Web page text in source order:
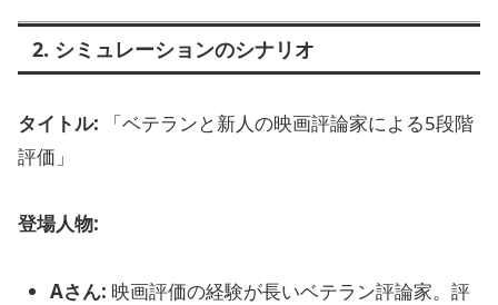
2. シミュレーションのシナリオ
タイトル: 「ベテランと新人の映画評論家による5段階
評価」
登場人物:
Aさん: 映画評価の経験が長いベテラン評論家。評